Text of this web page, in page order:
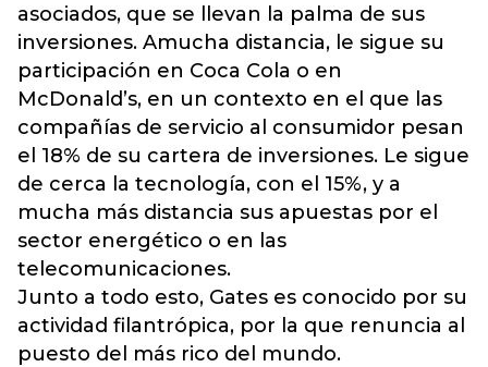
asociados, que se llevan la palma de sus
inversiones. Amucha distancia, le sigue su
participación en Coca Cola o en
McDonald’s, en un contexto en el que las
compañías de servicio al consumidor pesan
el 18% de su cartera de inversiones. Le sigue
de cerca la tecnología, con el 15%, y a
mucha más distancia sus apuestas por el
sector energético o en las
telecomunicaciones.
Junto a todo esto, Gates es conocido por su
actividad filantrópica, por la que renuncia al
puesto del más rico del mundo.